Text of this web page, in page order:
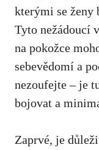
‍kterými se ženy
Tyto nežádoucí
na pokožce
sebevědomí a
nezoufejte – je
bojovat ‌a
Zaprvé, je